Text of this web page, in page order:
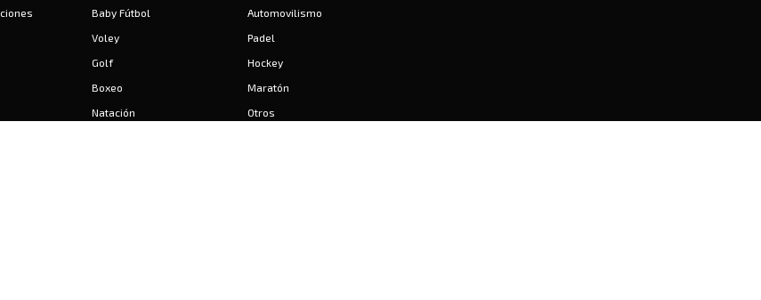
Baby Fútbol
Automovilismo
Voley
Padel
Golf
Hockey
Boxeo
Maratón
Natación
Otros